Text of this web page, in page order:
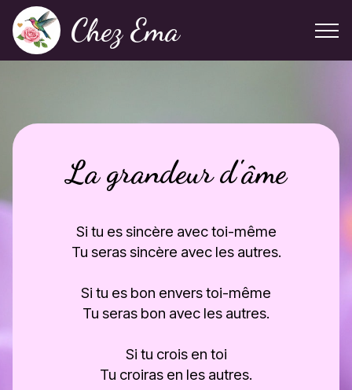
Chez Ema
La grandeur d'âme
Si tu es sincère avec toi-même
Tu seras sincère avec les autres.
Si tu es bon envers toi-même
Tu seras bon avec les autres.
Si tu crois en toi
Tu croiras en les autres.